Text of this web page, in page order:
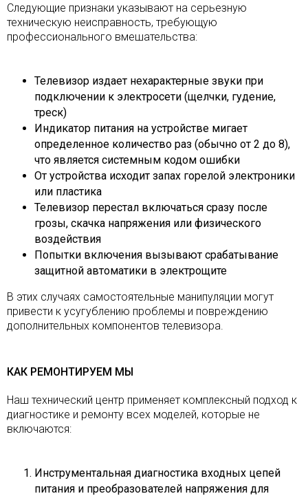
Следующие признаки указывают на серьезную
техническую неисправность, требующую
профессионального вмешательства:
Телевизор издает нехарактерные звуки при
подключении к электросети (щелчки, гудение,
треск)
Индикатор питания на устройстве мигает
определенное количество раз (обычно от 2 до 8),
что является системным кодом ошибки
От устройства исходит запах горелой электроники
или пластика
Телевизор перестал включаться сразу после
грозы, скачка напряжения или физического
воздействия
Попытки включения вызывают срабатывание
защитной автоматики в электрощите
В этих случаях самостоятельные манипуляции могут
привести к усугублению проблемы и повреждению
дополнительных компонентов телевизора.
КАК РЕМОНТИРУЕМ МЫ
Наш технический центр применяет комплексный подход к
диагностике и ремонту всех моделей, которые не
включаются:
Инструментальная диагностика входных цепей
питания и преобразователей напряжения для